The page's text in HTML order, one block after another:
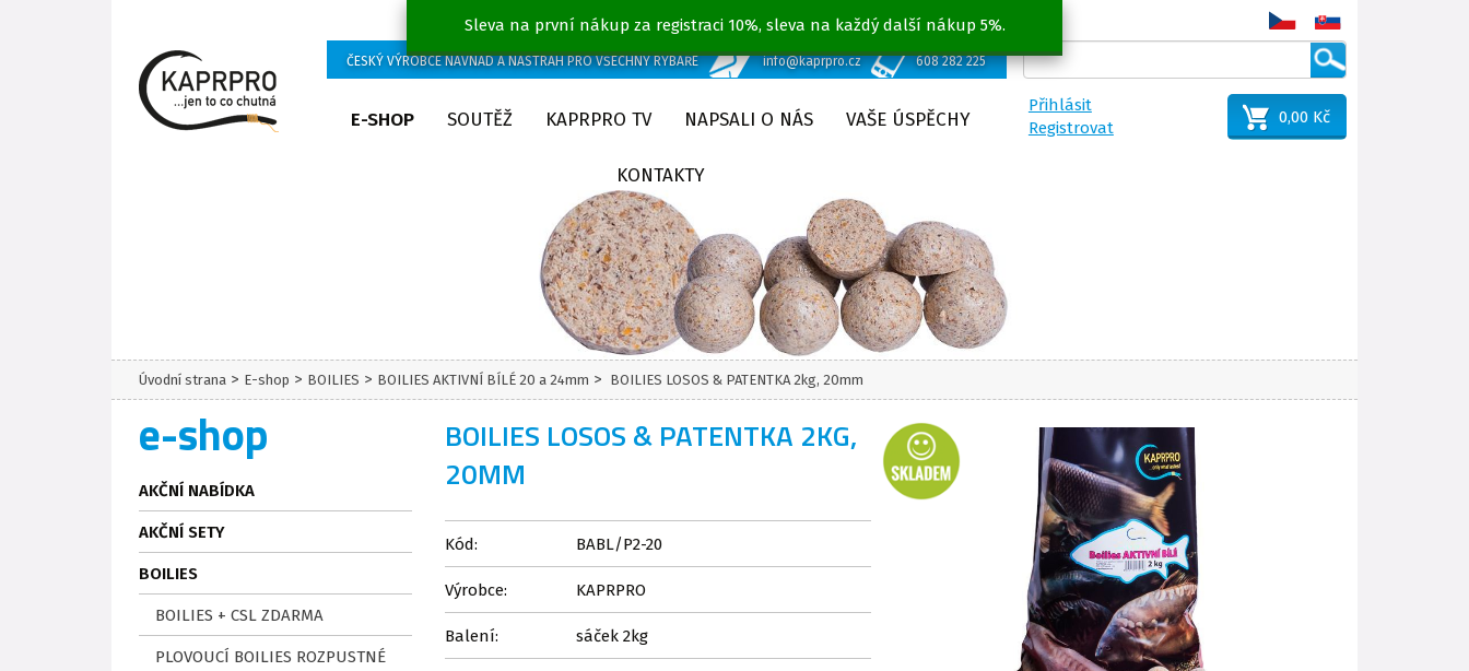
Sleva na první nákup za registraci 10%, sleva na každý další nákup 5%.
ČESKÝ VÝROBCE NÁVNAD A NÁSTRAH PRO VŠECHNY RYBÁŘE info@kaprpro.cz 608 282 225
E-SHOP SOUTĚŽ KAPRPRO TV NAPSALI O NÁS VAŠE ÚSPĚCHY
KONTAKTY
Přihlásit
Registrovat
0,00 Kč
Úvodní strana > E-shop > BOILIES > BOILIES AKTIVNÍ BÍLÉ 20 a 24mm > BOILIES LOSOS & PATENTKA 2kg, 20mm
e-shop
AKČNÍ NABÍDKA
AKČNÍ SETY
BOILIES
BOILIES + CSL ZDARMA
PLOVOUCÍ BOILIES ROZPUSTNÉ
BOILIES LOSOS & PATENTKA 2KG,
20MM
Kód: BABL/P2-20
Výrobce: KAPRPRO
Balení: sáček 2kg